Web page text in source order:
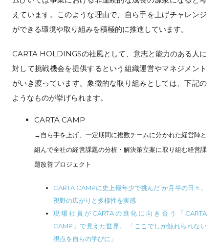
えています。このような理由で、自ら手を上げチャレンジ
ができる環境や取り組みを積極的に推進しています。
CARTA HOLDINGSの社風として、意志と能力のある人に
対して挑戦機会を提供するという組織運営やマネジメント
がいき渡っています。象徴的な取り組みとしては、下記の
ようなものが挙げられます。
CARTA CAMP
→自ら手を上げ、一定期間に複数チームに分かれた経営陣と
組んで全社の経営課題の分析・解決策立案に取り組む経営課
題改善プロジェクト
CARTA CAMPに史上最年少で挑んだ1か月半の日々。
視野の広がりと多様性を実感
現場社員がCARTAの進化に向き合う「CARTA
CAMP」で見えた世界。 「ここでしか触れられない
視点を自らの学びに」